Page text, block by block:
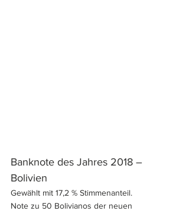
Banknote des Jahres 2018 –
Bolivien
Gewählt mit 17,2 % Stimmenanteil.
Note zu 50 Bolivianos der neuen